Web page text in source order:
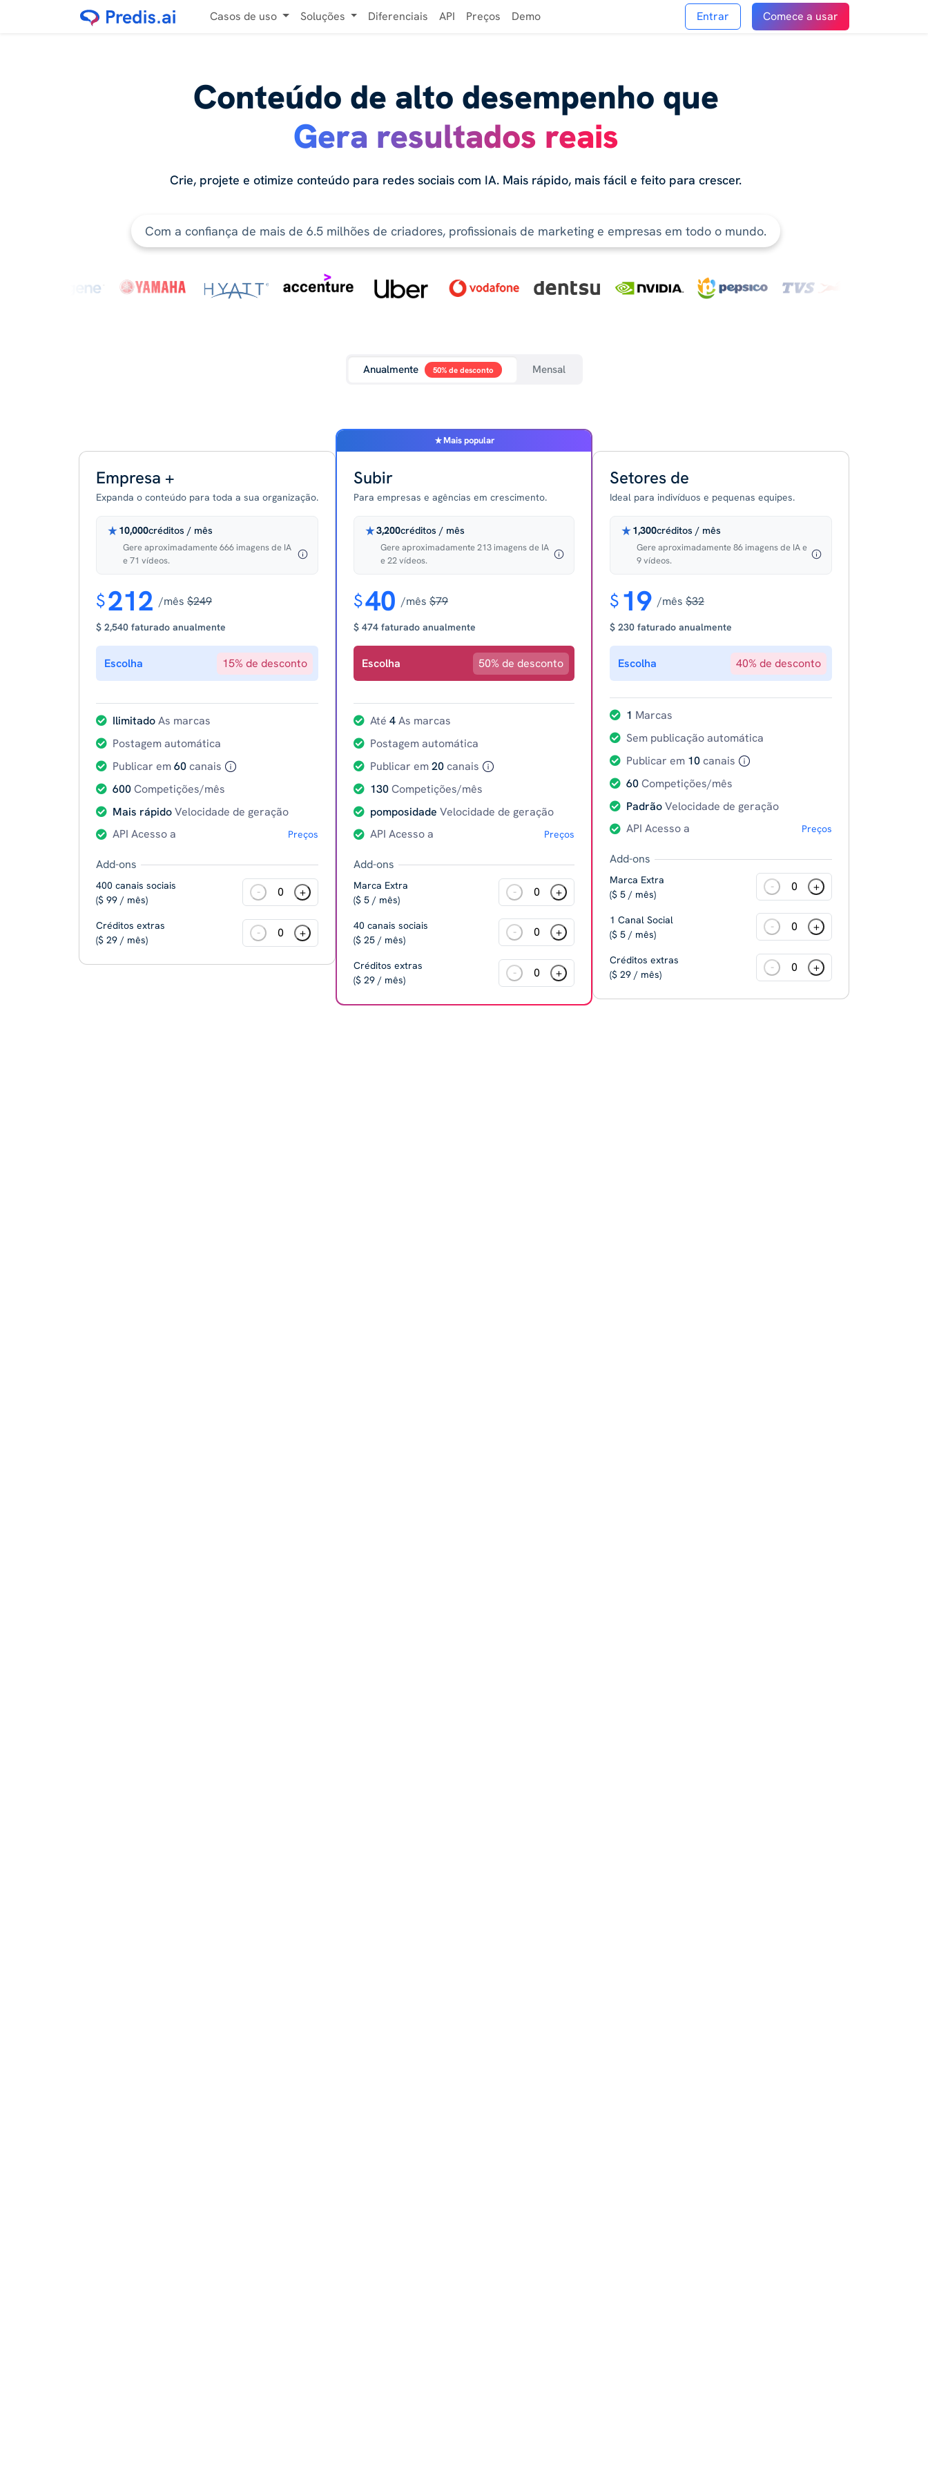
Casos de uso Soluções Diferenciais API Preços Demo Entrar Comece a usar
Conteúdo de alto desempenho que
Gera resultados reais
Crie, projete e otimize conteúdo para redes sociais com IA. Mais rápido, mais fácil e feito para crescer.
Com a confiança de mais de 6.5 milhões de criadores, profissionais de marketing e empresas em todo o mundo.
Anualmente 50% de desconto Mensal
Empresa +
Expanda o conteúdo para toda a sua organização.
10,000créditos / mês
Gere aproximadamente 666 imagens de IA
e 71 vídeos.
$212 /mês $249
$ 2,540 faturado anualmente
Escolha 15% de desconto
IlimitadoAs marcas
Postagem automática
Publicar em60canais
600Competições/mês
Mais rápidoVelocidade de geração
API Acesso a
Preços
Add-ons
400 canais sociais
($ 99 / mês)
- +
Créditos extras
($ 29 / mês)
- +
Mais popular
Subir
Para empresas e agências em crescimento.
3,200créditos / mês
Gere aproximadamente 213 imagens de IA
e 22 vídeos.
$40 /mês $79
$ 474 faturado anualmente
Escolha 50% de desconto
Até 4As marcas
Postagem automática
Publicar em20canais
130Competições/mês
pomposidade Velocidade de geração
API Acesso a
Preços
Add-ons
Marca Extra
($ 5 / mês)
- +
40 canais sociais
($ 25 / mês)
- +
Créditos extras
($ 29 / mês)
- +
Setores de
Ideal para indivíduos e pequenas equipes.
1,300créditos / mês
Gere aproximadamente 86 imagens de IA e
9 vídeos.
$ 19 /mês $32
$ 230 faturado anualmente
Escolha 40% de desconto
1 Marcas
Sem publicação automática
Publicar em 10canais
60Competições/mês
PadrãoVelocidade de geração
API Acesso a
Preços
Add-ons
Marca Extra
($ 5 / mês)
- +
1 Canal Social
($ 5 / mês)
- +
Créditos extras
($ 29 / mês)
- +